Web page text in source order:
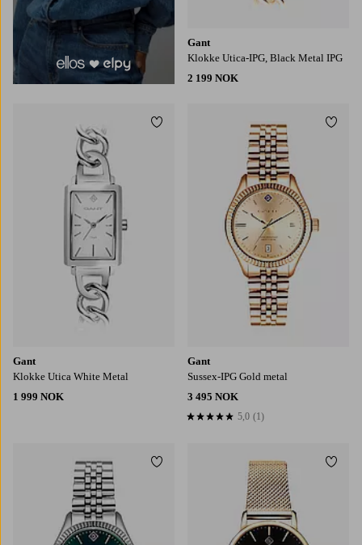
Gant
Klokke Utica-IPG, Black Metal IPG
2 199 NOK
Gant
Klokke Utica White Metal
1 999 NOK
Legg til favoritter
Gant
Sussex-IPG Gold metal
3 495 NOK
5,0 basert på 1 karaktergivninger
5,0 (1)
Legg til favoritter